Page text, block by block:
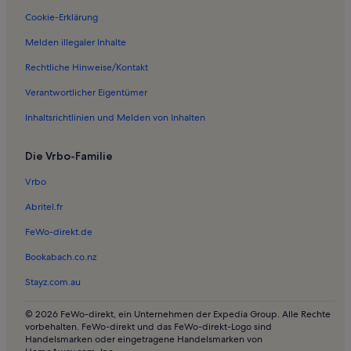
Ferienwohnungen in Erling
Ferienwohnungen in Ammersee
Ferienwohnungen in Söcking
Ferienwohnungen in Possenhofen
Ferienwohnungen in Wilzhofen
Ferienwohnungen in Traubing
Ferienwohnungen in Wolfratshausen
Ferienwohnungen in Andechs
Ferienwohnungen in Schloss Höhenried
Ferienwohnungen in Pähl
Ferienwohnungen in Mörlbach
Ferienwohnungen in Am Hardt
Ferienwohnungen in Achmühle
Ferienwohnungen in Gourmet-Wanderung am Starnberger See
Cookie-Erklärung
Melden illegaler Inhalte
Rechtliche Hinweise/Kontakt
Verantwortlicher Eigentümer
Inhaltsrichtlinien und Melden von Inhalten
Die Vrbo-Familie
Vrbo
Abritel.fr
FeWo-direkt.de
Bookabach.co.nz
Stayz.com.au
© 2026 FeWo-direkt, ein Unternehmen der Expedia Group. Alle Rechte
vorbehalten. FeWo-direkt und das FeWo-direkt-Logo sind
Handelsmarken oder eingetragene Handelsmarken von